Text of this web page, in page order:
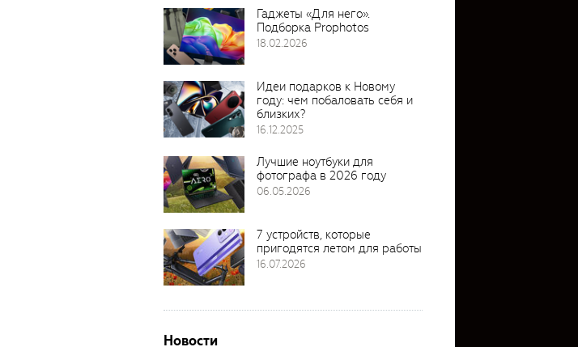
Гаджеты «Для него».
Подборка Prophotos
18.02.2026
Идеи подарков к Новому
году: чем побаловать себя и
близких?
16.12.2025
Лучшие ноутбуки для
фотографа в 2026 году
06.05.2026
7 устройств, которые
пригодятся летом для работы
16.07.2026
Новости